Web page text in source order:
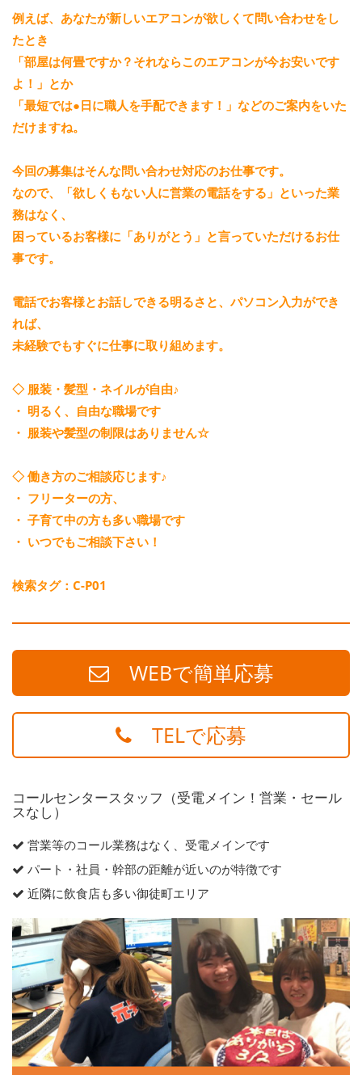
例えば、あなたが新しいエアコンが欲しくて問い合わせをし
たとき
「部屋は何畳ですか？それならこのエアコンが今お安いです
よ！」とか
「最短では●日に職人を手配できます！」などのご案内をいた
だけますね。
今回の募集はそんな問い合わせ対応のお仕事です。
なので、「欲しくもない人に営業の電話をする」といった業
務はなく、
困っているお客様に「ありがとう」と言っていただけるお仕
事です。
電話でお客様とお話しできる明るさと、パソコン入力ができ
れば、
未経験でもすぐに仕事に取り組めます。
◇ 服装・髪型・ネイルが自由♪
・ 明るく、自由な職場です
・ 服装や髪型の制限はありません☆
◇ 働き方のご相談応じます♪
・ フリーターの方、
・ 子育て中の方も多い職場です
・ いつでもご相談下さい！
検索タグ：C-P01
WEBで簡単応募
TELで応募
コールセンタースタッフ（受電メイン！営業・セール
スなし）
営業等のコール業務はなく、受電メインです
パート・社員・幹部の距離が近いのが特徴です
近隣に飲食店も多い御徒町エリア